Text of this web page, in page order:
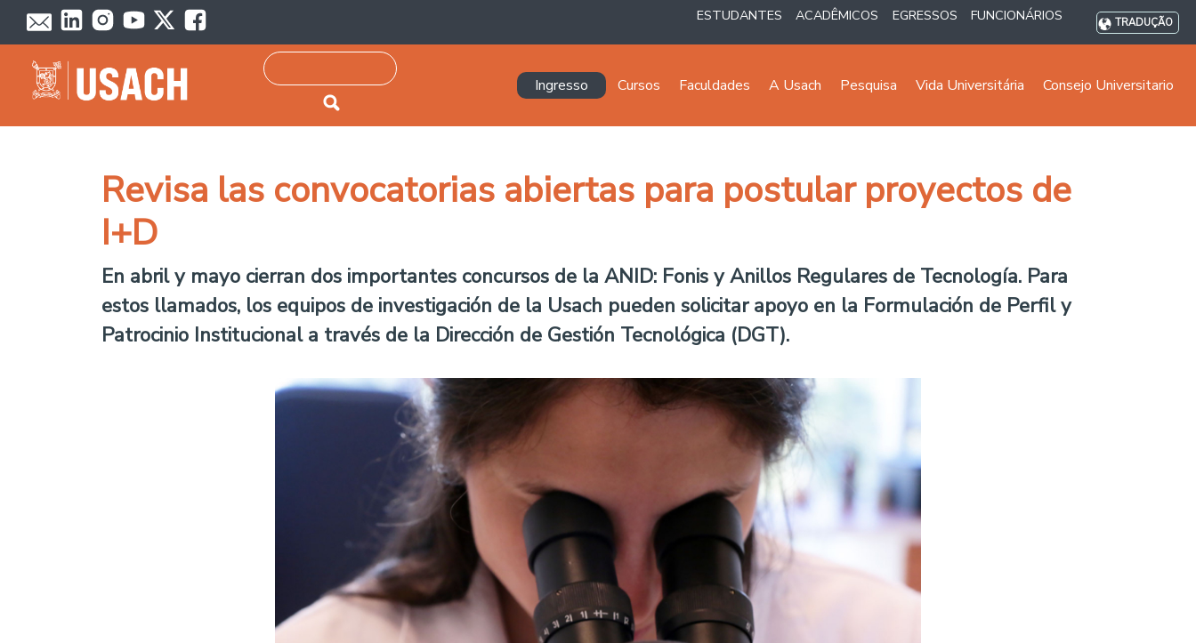
Passar para o conteúdo principal ESTUDANTES ACADÊMICOS EGRESSOS FUNCIONÁRIOS TRADUÇÃO
Pesquisar
Navegación principal
Ingresso Cursos Faculdades A Usach Pesquisa Vida Universitária Consejo Universitario
Revisa las convocatorias abiertas para postular proyectos de
I+D
En abril y mayo cierran dos importantes concursos de la ANID: Fonis y Anillos Regulares de Tecnología. Para
estos llamados, los equipos de investigación de la Usach pueden solicitar apoyo en la Formulación de Perfil y
Patrocinio Institucional a través de la Dirección de Gestión Tecnológica (DGT).